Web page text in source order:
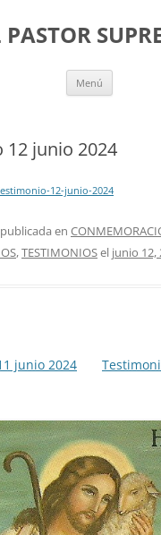
PASTOR
Menú
junio 2024
12-junio-2024
en
,TESTIMONIOSel junio 12,
junio 2024